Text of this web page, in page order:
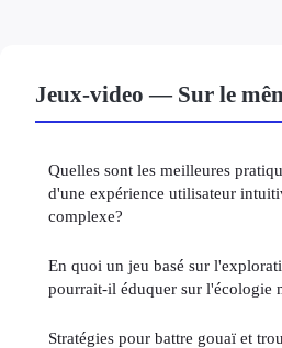
Jeux-video — Sur le
Quelles sont les meilleures
d'une expérience utilisateur
complexe?
En quoi un jeu basé sur
pourrait-il éduquer sur l'écologie
Stratégies pour battre gouaï et